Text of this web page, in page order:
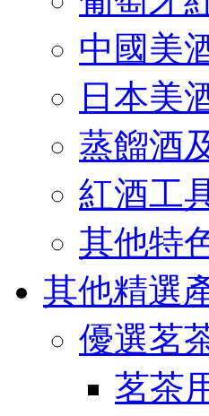
中國美
日本美
蒸餾酒
紅酒工
其他特
其他精選
優選茗
茗茶